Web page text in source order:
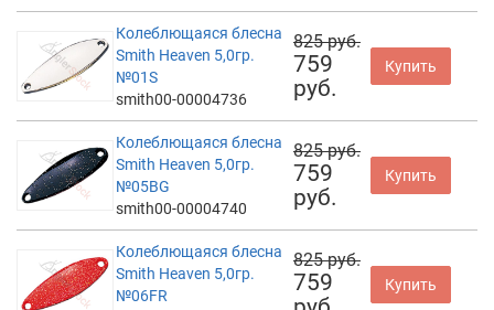
Колеблющаяся блесна
Smith Heaven 5,0гр.
№01S
smith00-00004736
825 руб.
759
руб.
Купить
Колеблющаяся блесна
Smith Heaven 5,0гр.
№05BG
smith00-00004740
825 руб.
759
руб.
Купить
Колеблющаяся блесна
Smith Heaven 5,0гр.
№06FR
825 руб.
759
Купить